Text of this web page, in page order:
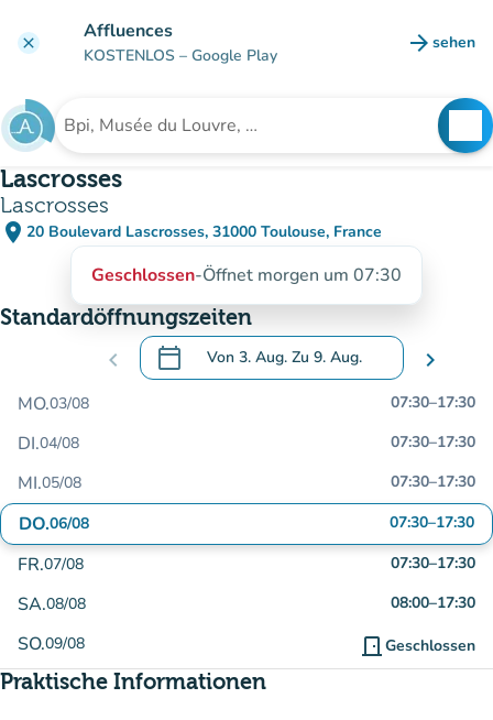
clear Affluences
KOSTENLOS – Google Play arrow_forward sehen
(new
Suche nach einer Einrichtung
Lascrosses
Lascrosses
place 20 Boulevard Lascrosses, 31000 Toulouse, France
(in Google Maps öffnen)
(new tab)
Geschlossen-Öffnet morgen um 07:30
Standardöffnungszeiten
chevron_left calendar_today Von 3. Aug. Zu 9. Aug.
.Öffnen Sie den Kalender, um Daten zu
chevron_right
MO.03/08 07:30–17:30
DI.04/08 07:30–17:30
MI.05/08 07:30–17:30
DO.06/08 07:30–17:30
FR.07/08 07:30–17:30
SA.08/08 08:00–17:30
SO.09/08 door_front Geschlossen
Praktische Informationen